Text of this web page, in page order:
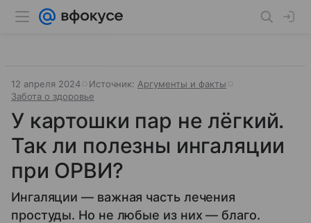
12 апреля 2024 Источник: Аргументы и факты
Забота о здоровье
У картошки пар не лёгкий.
Так ли полезны ингаляции
при ОРВИ?
Ингаляции — важная часть лечения
простуды. Но не любые из них — благо.